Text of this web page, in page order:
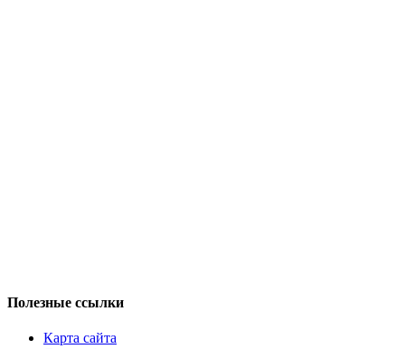
Полезные ссылки
Карта сайта